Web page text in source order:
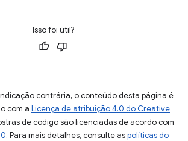
Isso foi útil?
contrária, o conteúdo desta página é
com a Licença de atribuição 4.0 do Creative
de código são licenciadas de acordo com
. Para mais detalhes, consulte aspolíticas do